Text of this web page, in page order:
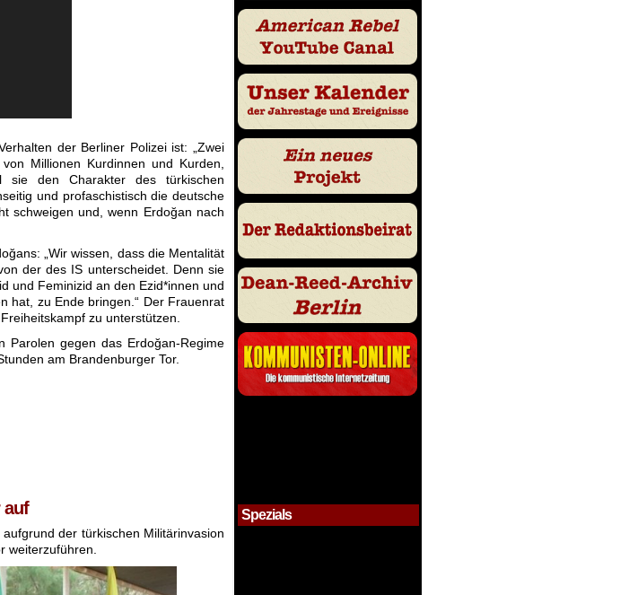
der Berliner Polizei ist: „Zwei
Millionen Kurdinnen und Kurden,
sie den Charakter des türkischen
und profaschistisch die deutsche
schweigen und, wenn Erdoğan nach
„Wir wissen, dass die Mentalität
der des IS unterscheidet. Denn sie
und Feminizid an den Ezid*innen und
hat, zu Ende bringen.“ Der Frauenrat
zu unterstützen.
Parolen gegen das Erdoğan-Regime
am Brandenburger Tor.
auf
der türkischen Militärinvasion
weiterzuführen.
Spezials